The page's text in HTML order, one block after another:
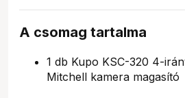
A csomag tartalma
1 db Kupo KSC-320 4-
Mitchell kamera magasító